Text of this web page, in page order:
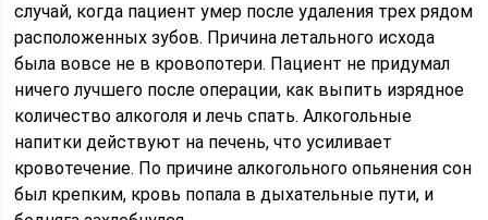
случай, когда пациент умер после удаления трех рядом
расположенных зубов. Причина летального исхода
была вовсе не в кровопотери. Пациент не придумал
ничего лучшего после операции, как выпить изрядное
количество алкоголя и лечь спать. Алкогольные
напитки действуют на печень, что усиливает
кровотечение. По причине алкогольного опьянения сон
был крепким, кровь попала в дыхательные пути, и